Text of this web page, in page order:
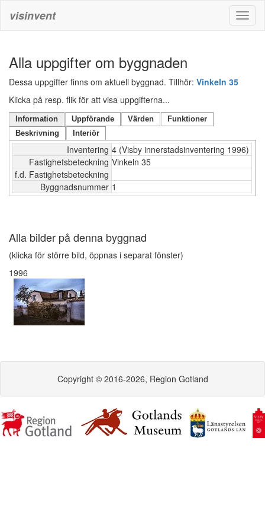
visinvent
Alla uppgifter om byggnaden
Dessa uppgifter finns om aktuell byggnad. Tillhör: Vinkeln 35
Klicka på resp. flik för att visa uppgifterna...
Information Uppförande Värden
Funktioner
Beskrivning
Interiör
Inventering 4 (Visby innerstadsinventering 1996)
Fastighetsbeteckning Vinkeln 35
f.d. Fastighetsbeteckning
Byggnadsnummer 1
Alla bilder på denna byggnad
(klicka för större bild, öppnas i separat fönster)
1996
Copyright © 2016-2026, Region Gotland